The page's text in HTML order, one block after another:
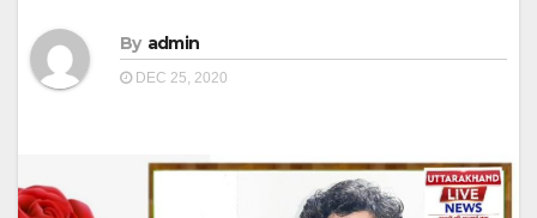
By admin
DEC 25, 2020